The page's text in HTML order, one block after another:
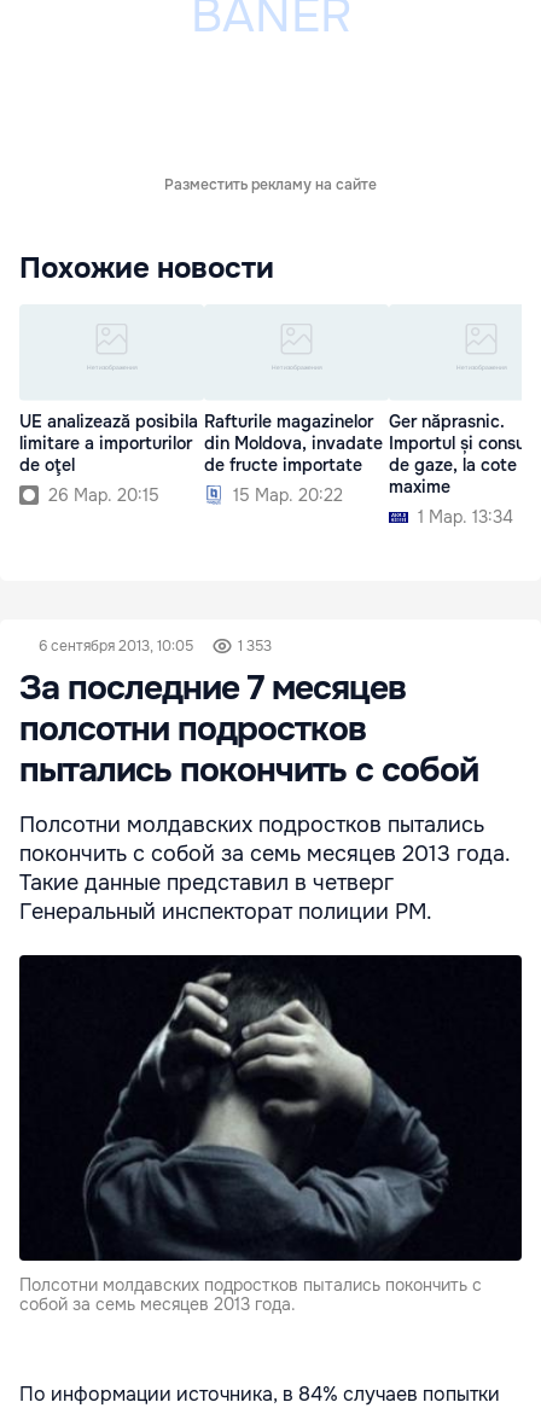
Разместить рекламу на сайте
Похожие новости
UE analizează posibila
limitare a importurilor
de oţel
26 Мар. 20:15
Rafturile magazinelor
din Moldova, invadate
de fructe importate
15 Мар. 20:22
Ger năprasnic.
Importul și
de gaze, la cote
maxime
1 Мар. 13:34
6 сентября 2013, 10:05 1 353
За последние 7 месяцев
полсотни подростков
пытались покончить с собой
Полсотни молдавских подростков пытались
покончить с собой за семь месяцев 2013 года.
Такие данные представил в четверг
Генеральный инспекторат полиции РМ.
Полсотни молдавских подростков пытались покончить с
собой за семь месяцев 2013 года.
По информации источника, в 84% случаев попытки